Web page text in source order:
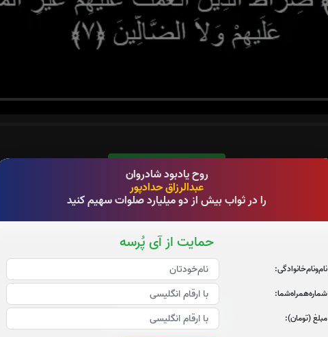
روح یادبود شادروان
عبدالرزاق حدادپور
را در ثواب بیش از دو میلیارد صلوات سهیم کنید
حمایت از آی پُرسه
نام‌و‌نام‌خانوادگی:
شماره‌همراه‌شما:
مبلغ (تومان):
صوت سوره یاسین
قرائت سوره قدر را تقبل میکنم